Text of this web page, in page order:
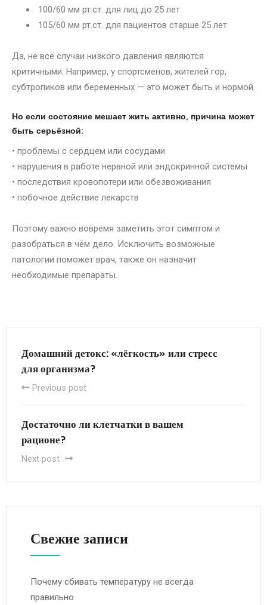
100/60 мм рт.ст. для лиц до 25 лет
105/60 мм рт.ст. для пациентов старше 25 лет
Да, не все случаи низкого давления являются
критичными. Например, у спортсменов, жителей гор,
субтропиков или беременных — это может быть и нормой.
Но если состояние мешает жить активно, причина может
быть серьёзной:
• проблемы с сердцем или сосудами
• нарушения в работе нервной или эндокринной системы
• последствия кровопотери или обезвоживания
• побочное действие лекарств
Поэтому важно вовремя заметить этот симптом и
разобраться в чём дело. Исключить возможные
патологии поможет врач, также он назначит
необходимые препараты.
Домашний детокс: «лёгкость» или стресс
для организма?
Previous post
Достаточно ли клетчатки в вашем
рационе?
Next post
Свежие записи
Почему сбивать температуру не всегда
правильно